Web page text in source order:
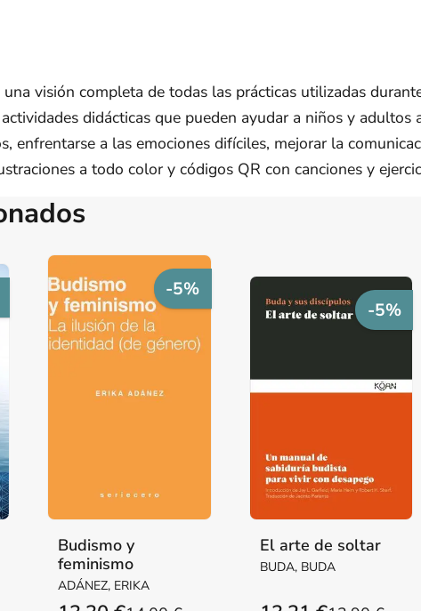
visión completa de todas las prácticas utilizadas
didácticas que pueden ayudar a niños y
enfrentarse a las emociones difíciles, mejorar la
a todo color y códigos QR con canciones y
-5%
Budismo y
feminismo
ADÁNEZ, ERIKA
-5%
El arte de soltar
BUDA, BUDA